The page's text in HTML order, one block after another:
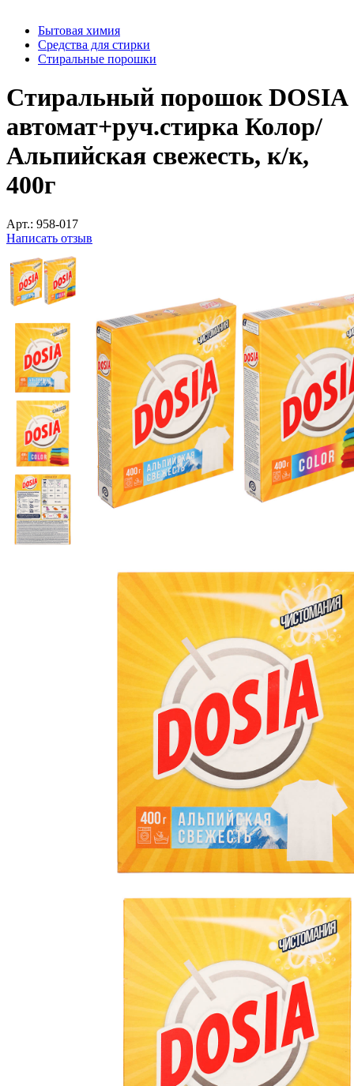
Бытовая химия
Средства для стирки
Стиральные порошки
Стиральный порошок DOSIA
автомат+руч.стирка Колор/
Альпийская свежесть, к/к,
400г
Арт.: 958-017
Написать отзыв